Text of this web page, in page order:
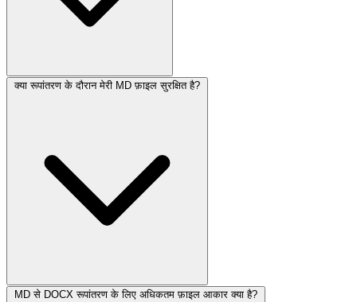
क्या रूपांतरण के दौरान मेरी MD फ़ाइल सुरक्षित है?
MD से DOCX रूपांतरण के लिए अधिकतम फ़ाइल आकार क्या है?